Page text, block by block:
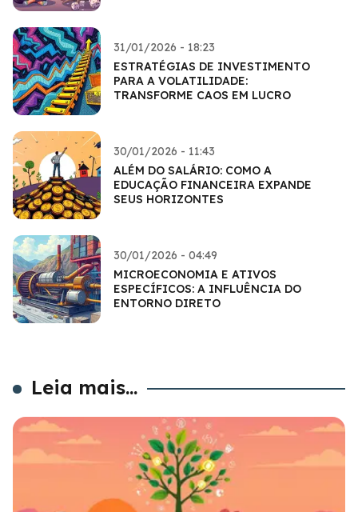
31/01/2026 - 18:23
ESTRATÉGIAS DE INVESTIMENTO
PARA A VOLATILIDADE:
TRANSFORME CAOS EM LUCRO
30/01/2026 - 11:43
ALÉM DO SALÁRIO: COMO A
EDUCAÇÃO FINANCEIRA EXPANDE
SEUS HORIZONTES
30/01/2026 - 04:49
MICROECONOMIA E ATIVOS
ESPECÍFICOS: A INFLUÊNCIA DO
ENTORNO DIRETO
Leia mais...